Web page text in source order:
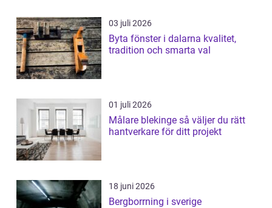
03 juli 2026
Byta fönster i dalarna kvalitet,
tradition och smarta val
01 juli 2026
Målare blekinge så väljer du rätt
hantverkare för ditt projekt
18 juni 2026
Bergborrning i sverige